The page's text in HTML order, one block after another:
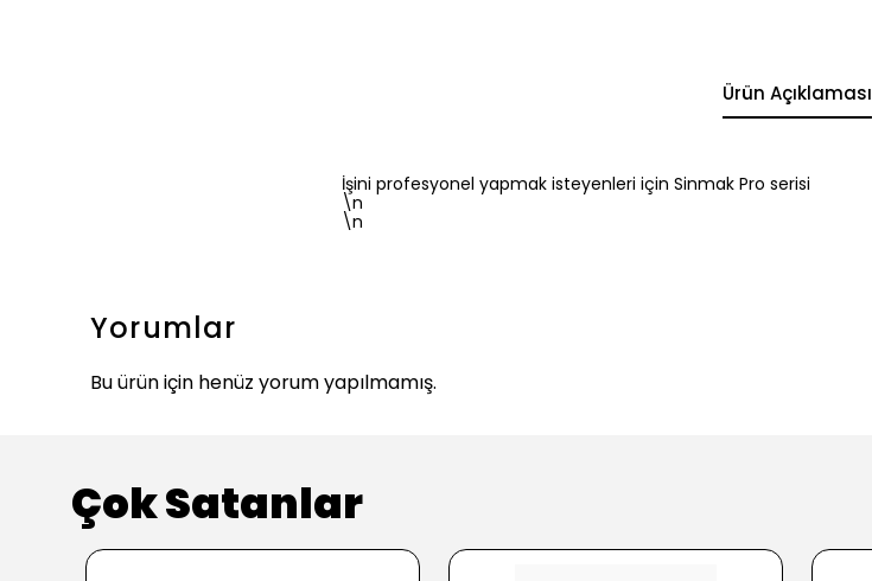
Ürün Açıklaması
İşini profesyonel yapmak isteyenleri için Sinmak Pro serisi
\n
\n
Yorumlar
Bu ürün için henüz yorum yapılmamış.
Çok Satanlar